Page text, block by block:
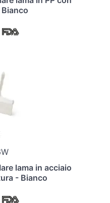
lama in acciaio
- Bianco